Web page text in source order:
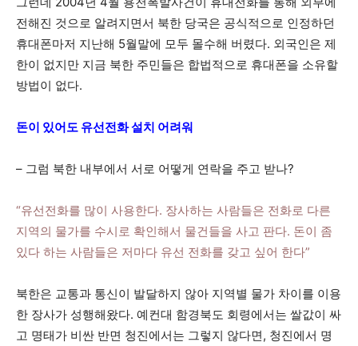
전해진 것으로 알려지면서 북한 당국은 공식적으로 인정하던
휴대폰마저 지난해 5월말에 모두 몰수해 버렸다. 외국인은 제
한이 없지만 지금 북한 주민들은 합법적으로 휴대폰을 소유할
방법이 없다.
돈이 있어도 유선전화 설치 어려워
– 그럼 북한 내부에서 서로 어떻게 연락을 주고 받나?
“유선전화를 많이 사용한다. 장사하는 사람들은 전화로 다른
지역의 물가를 수시로 확인해서 물건들을 사고 판다. 돈이 좀
있다 하는 사람들은 저마다 유선 전화를 갖고 싶어 한다”
북한은 교통과 통신이 발달하지 않아 지역별 물가 차이를 이용
한 장사가 성행해왔다. 예컨대 함경북도 회령에서는 쌀값이 싸
고 명태가 비싼 반면 청진에서는 그렇지 않다면, 청진에서 명